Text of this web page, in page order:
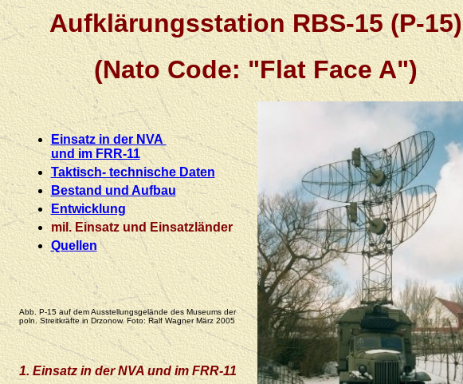
Aufklärungsstation RBS-15 (P-15)
(Nato Code: "Flat Face A")
Einsatz in der NVA
und im FRR-11
Taktisch- technische Daten
Bestand und Aufbau
Entwicklung
mil. Einsatz und Einsatzländer
Quellen
Abb. P-15 auf dem Ausstellungsgelände des Museums der
poln. Streitkräfte in Drzonow. Foto: Ralf Wagner März 2005
1. Einsatz in der NVA und im FRR-11